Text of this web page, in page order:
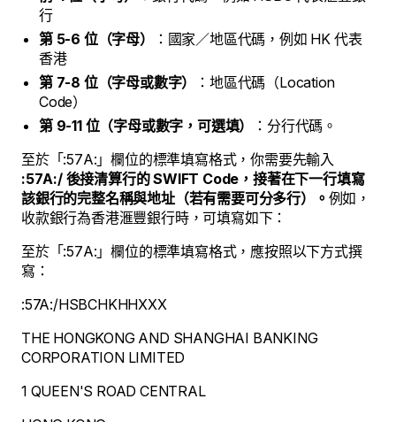
行
第 5-6 位（字母）
：國家／地區代碼，例如 HK 代表
香港
第 7-8 位（字母或數字）
：地區代碼（Location
Code）
第 9-11 位（字母或數字，可選填）
：分行代碼。
至於「:57A:」欄位的標準填寫格式，你需要先輸入
:57A:/ 後接清算行的 SWIFT Code，接著在下一行填寫
該銀行的完整名稱與地址（若有需要可分多行）。 例如，
收款銀行為香港滙豐銀行時，可填寫如下：
至於「:57A:」欄位的標準填寫格式，應按照以下方式撰
寫：
:57A:/HSBCHKHHXXX
THE HONGKONG AND SHANGHAI BANKING
CORPORATION LIMITED
1 QUEEN'S ROAD CENTRAL